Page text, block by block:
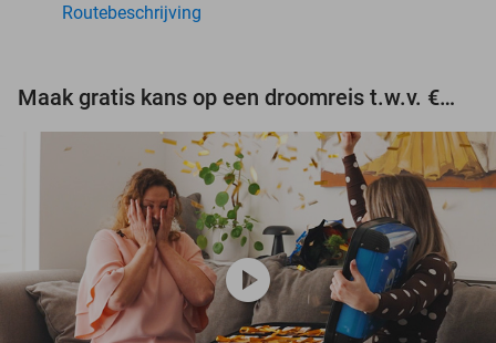
Routebeschrijving
Maak gratis kans op een droomreis t.w.v. €3.000!
play_circle